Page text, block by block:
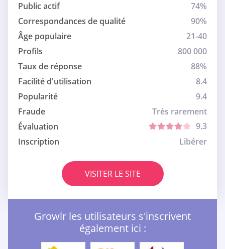
Public actif
74%
Correspondances de qualité
90%
Âge populaire
21-40
Profils
800 000
Taux de réponse
88%
Facilité d'utilisation
8.4
Popularité
9.4
Fraude
Très rarement
Évaluation
9.3
Inscription
Libérer
VISITER LE SITE
Growlr les utilisateurs s'inscrivent
également ici :